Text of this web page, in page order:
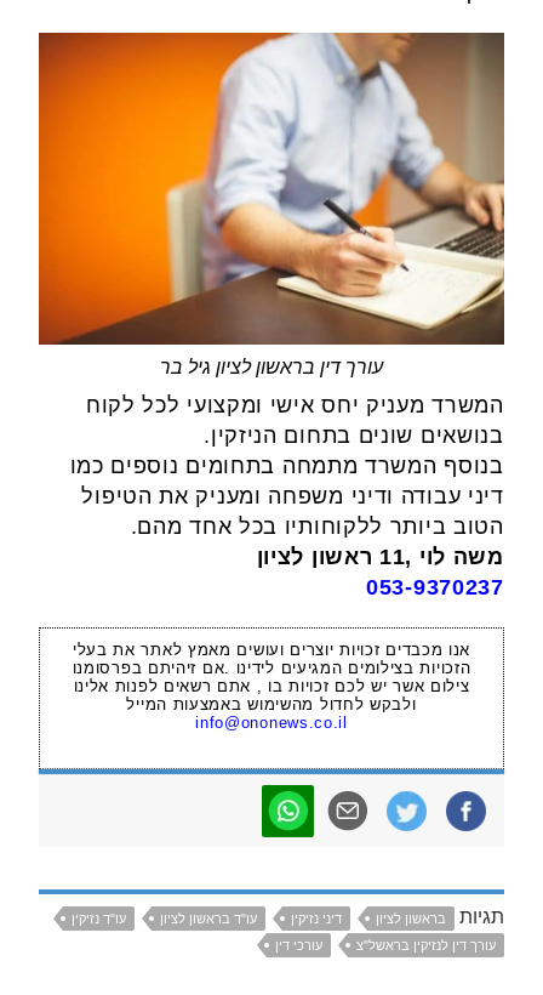
עורך דין בראשון לציון גיל בר
המשרד מעניק יחס אישי ומקצועי לכל לקוח
בנושאים שונים בתחום הניזקין.
בנוסף המשרד מתמחה בתחומים נוספים כמו
דיני עבודה ודיני משפחה ומעניק את הטיפול
הטוב ביותר ללקוחותיו בכל אחד מהם.
משה לוי ,11 ראשון לציון
053-9370237
אנו מכבדים זכויות יוצרים ועושים מאמץ לאתר את בעלי
הזכויות בצילומים המגיעים לידינו .אם זיהיתם בפרסומנו
צילום אשר יש לכם זכויות בו , אתם רשאים לפנות אלינו
ולבקש לחדול מהשימוש באמצעות המייל
info@ononews.co.il
תגיות בראשון לציון דיני נזיקין עו"ד בראשון לציון
עו"ד נזיקין
עורך דין לנזיקין בראשל"צ
עורכי דין